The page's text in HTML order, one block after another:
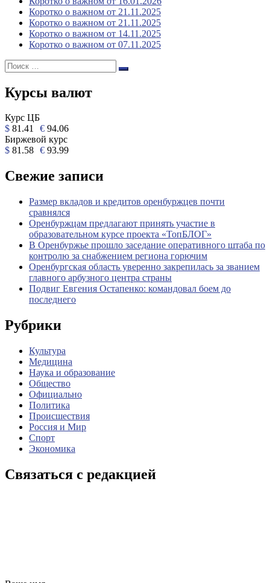
Коротко о важном от 21.11.2025
Коротко о важном от 21.11.2025
Коротко о важном от 14.11.2025
Коротко о важном от 07.11.2025
Поиск:
Поиск
Курсы валют
Курс ЦБ
$ 81.41 € 94.06
Биржевой курс
$ 81.58 € 93.99
Свежие записи
Размер вкладов и кредитов оренбуржцев почти
сравнялся
Оренбуржцам предлагают принять участие в
образовательном курсе проекта «ТопБЛОГ»
В Оренбуржье прошло заседание оперативного штаба по
контролю за снабжением региона горючим
Оренбургская область уверенно закрепилась за званием
главного арбузного центра страны
Подвиг Евгения Остапенко: командовал боем до
последнего
Рубрики
Культура
Медицина
Наука и образование
Общество
Официально
Политика
Происшествия
Россия и Мир
Спорт
Экономика
Связаться с редакцией